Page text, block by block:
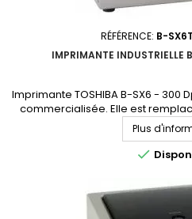
RÉFÉRENCE: B-
IMPRIMANTE
Imprimante TOSHIBA B-SX6 - 300
commercialisée. Elle est
(accédez à la fiche
Plus
